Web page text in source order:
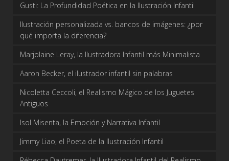
Gusti: La Profundidad Poética en la Ilustración Infantil
Ilustración personalizada vs. bancos de imágenes: ¿por
qué importa la diferencia?
Marjolaine Leray, la Ilustradora Infantil más Minimalista
Aaron Becker, el ilustrador infantil sin palabras
Nicoletta Ceccoli, el Realismo Mágico de los Juguetes
Antiguos
Isol Misenta, la Emoción y Narrativa Infantil
Jimmy Liao, el Poeta de la Ilustración Infantil